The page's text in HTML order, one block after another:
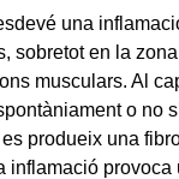
una
sobretot en la
musculars. Al
o no
produeix una
inflamació provoca